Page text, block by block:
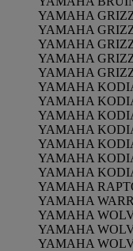
YAMAHA
YAMAHA
YAMAHA
YAMAHA
YAMAHA
YAMAHA
YAMAHA
YAMAHA
YAMAHA
YAMAHA
YAMAHA
YAMAHA
YAMAHA
YAMAHA
YAMAHA
YAMAHA
YAMAHA